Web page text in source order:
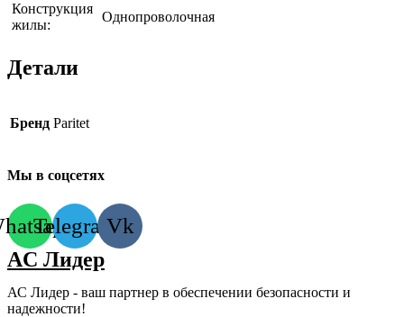
Конструкция
жилы:
Однопроволочная
Детали
Бренд Paritet
Мы в соцсетях
TelegramVk
AC Лидер
АС Лидер - ваш партнер в обеспечении безопасности и
надежности!